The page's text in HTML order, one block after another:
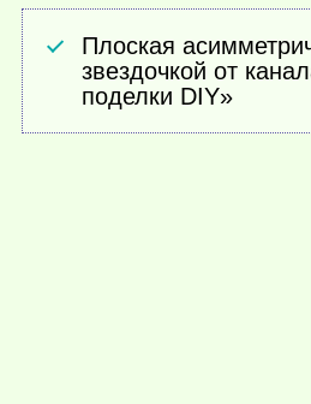
Плоская
звездочкой от
поделки DIY»